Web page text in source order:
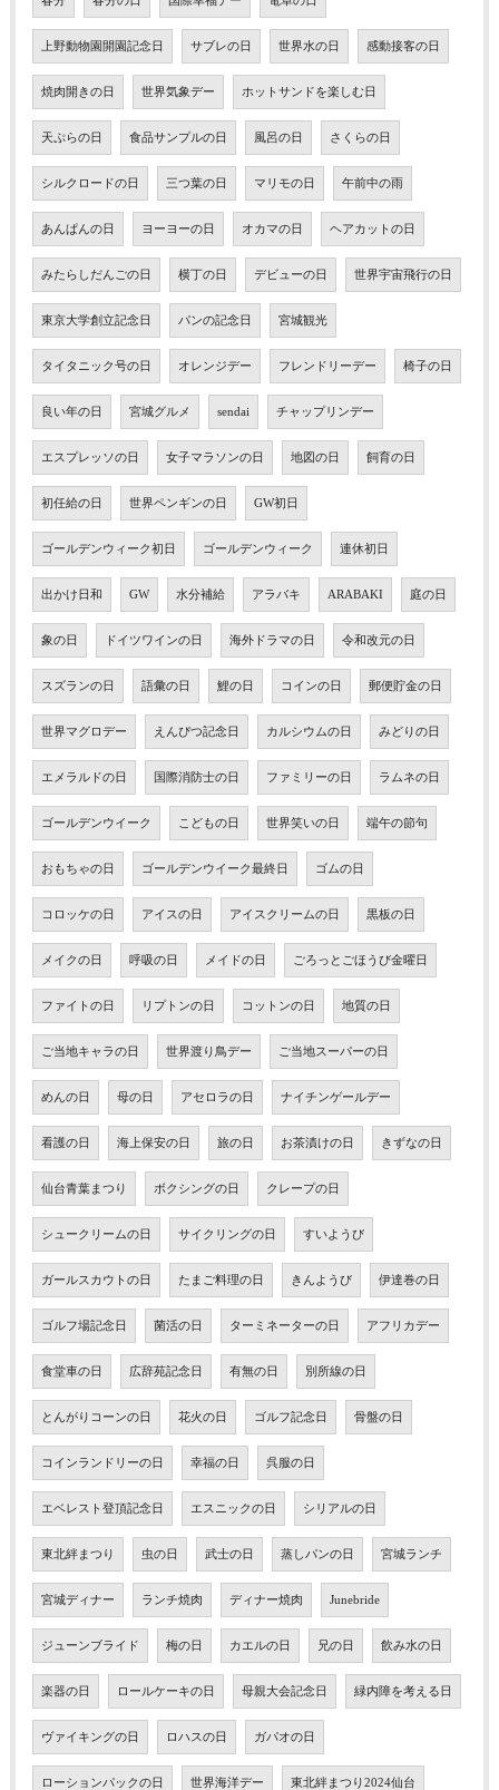
上野動物園開園記念日 サブレの日 世界水の日 感動接客の日
焼肉開きの日 世界気象デー ホットサンドを楽しむ日
天ぷらの日 食品サンプルの日 風呂の日 さくらの日
シルクロードの日 三つ葉の日 マリモの日 午前中の雨
あんぱんの日 ヨーヨーの日 オカマの日 ヘアカットの日
みたらしだんごの日 横丁の日 デビューの日 世界宇宙飛行の日
東京大学創立記念日 パンの記念日 宮城観光
タイタニック号の日 オレンジデー フレンドリーデー 椅子の日
良い年の日 宮城グルメ sendai チャップリンデー
エスプレッソの日 女子マラソンの日 地図の日 飼育の日
初任給の日 世界ペンギンの日 GW初日
ゴールデンウィーク初日 ゴールデンウィーク 連休初日
出かけ日和 GW 水分補給 アラバキ ARABAKI 庭の日
象の日 ドイツワインの日 海外ドラマの日 令和改元の日
スズランの日 語彙の日 鯉の日 コインの日 郵便貯金の日
世界マグロデー えんぴつ記念日 カルシウムの日 みどりの日
エメラルドの日 国際消防士の日 ファミリーの日 ラムネの日
ゴールデンウイーク こどもの日 世界笑いの日 端午の節句
おもちゃの日 ゴールデンウイーク最終日 ゴムの日
コロッケの日 アイスの日 アイスクリームの日 黒板の日
メイクの日 呼吸の日 メイドの日 ごろっとごほうび金曜日
ファイトの日 リプトンの日 コットンの日 地質の日
ご当地キャラの日 世界渡り鳥デー ご当地スーパーの日
めんの日 母の日 アセロラの日 ナイチンゲールデー
看護の日 海上保安の日 旅の日 お茶漬けの日 きずなの日
仙台青葉まつり ボクシングの日 クレープの日
シュークリームの日 サイクリングの日 すいようび
ガールスカウトの日 たまご料理の日 きんようび 伊達巻の日
ゴルフ場記念日 菌活の日 ターミネーターの日 アフリカデー
食堂車の日 広辞苑記念日 有無の日 別所線の日
とんがりコーンの日 花火の日 ゴルフ記念日 骨盤の日
コインランドリーの日 幸福の日 呉服の日
エベレスト登頂記念日 エスニックの日 シリアルの日
東北絆まつり 虫の日 武士の日 蒸しパンの日 宮城ランチ
宮城ディナー ランチ焼肉 ディナー焼肉 Junebride
ジューンブライド 梅の日 カエルの日 兄の日 飲み水の日
楽器の日 ロールケーキの日 母親大会記念日 緑内障を考える日
ヴァイキングの日 ロハスの日 ガパオの日
ローションパックの日 世界海洋デー 東北絆まつり2024仙台